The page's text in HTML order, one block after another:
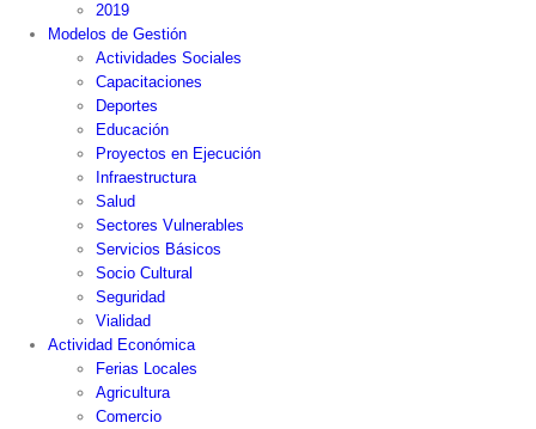
2019
Modelos de Gestión
Actividades Sociales
Capacitaciones
Deportes
Educación
Proyectos en Ejecución
Infraestructura
Salud
Sectores Vulnerables
Servicios Básicos
Socio Cultural
Seguridad
Vialidad
Actividad Económica
Ferias Locales
Agricultura
Comercio